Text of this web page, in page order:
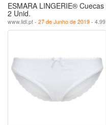
ESMARA LINGERIE® Cuecas
2 Unid.
www.lidl.pt - 27 de Junho de 2019 - 4.99